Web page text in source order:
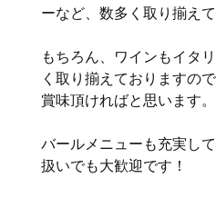
ーなど、数多く取り揃えて
もちろん、ワインもイタ
く取り揃えておりますの
賞味頂ければと思います。
バールメニューも充実し
扱いでも大歓迎です！